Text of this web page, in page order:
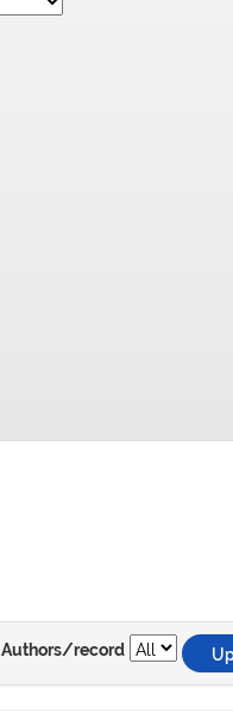
Authors/record